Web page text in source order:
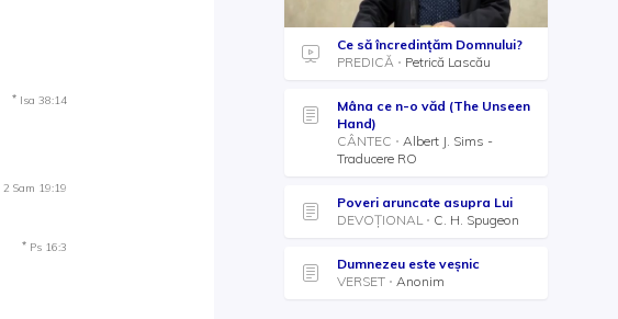
* Isa 38:14
2 Sam 19:19
* Ps 16:3
Ce să încredințăm Domnului?
PREDICĂ
Petrică Lascău
Mâna ce n-o văd (The Unseen
Hand)
CÂNTEC
Albert J. Sims -
Traducere RO
Poveri aruncate asupra Lui
DEVOȚIONAL
C. H. Spugeon
Dumnezeu este veșnic
VERSET
Anonim